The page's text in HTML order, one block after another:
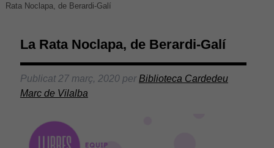
Rata Noclapa, de Berardi-Galí
La Rata Noclapa, de Berardi-Galí
Publicat 27 març, 2020perBiblioteca Cardedeu
Marc de Vilalba